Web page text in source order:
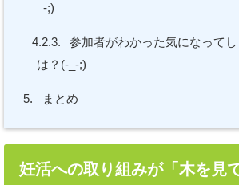
_-;)
4.2.3.
参加者がわかった気になって
は？(-_-;)
5. まとめ
妊活への取り組みが「木を見